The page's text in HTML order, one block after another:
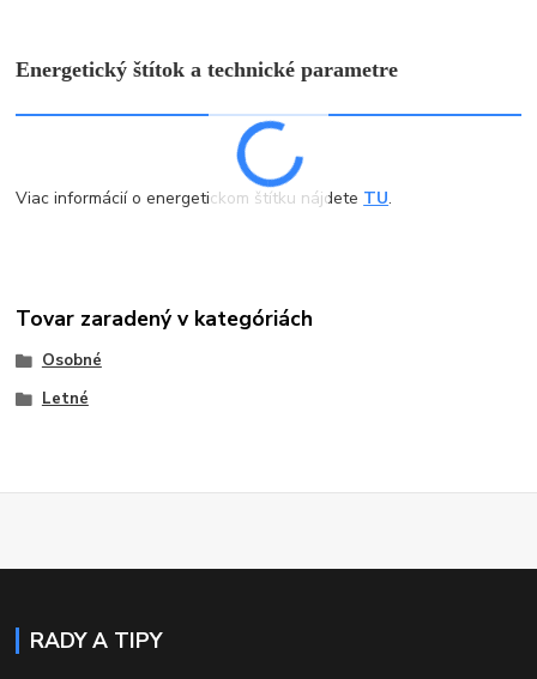
Energetický štítok a technické parametre
Viac informácií o energetickom štítku nájdete TU.
Tovar zaradený v kategóriách
Osobné
Letné
RADY A TIPY